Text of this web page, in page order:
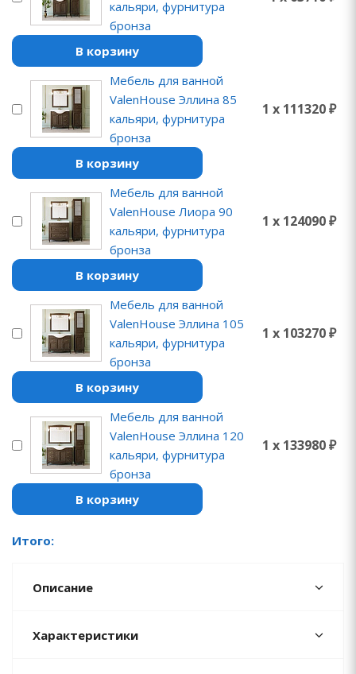
кальяри, фурнитура
бронза
В корзину
Мебель для ванной
ValenHouse Эллина 85
кальяри, фурнитура
бронза
1 x 111320 ₽
В корзину
Мебель для ванной
ValenHouse Лиора 90
кальяри, фурнитура
бронза
1 x 124090 ₽
В корзину
Мебель для ванной
ValenHouse Эллина 105
кальяри, фурнитура
бронза
1 x 103270 ₽
В корзину
Мебель для ванной
ValenHouse Эллина 120
кальяри, фурнитура
бронза
1 x 133980 ₽
В корзину
Итого:
Описание
Характеристики